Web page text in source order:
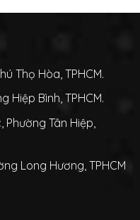
Thọ Hòa, TPHCM.
Hiệp Bình, TPHCM.
Phường Tân Hiệp,
Long Hương, TPHCM